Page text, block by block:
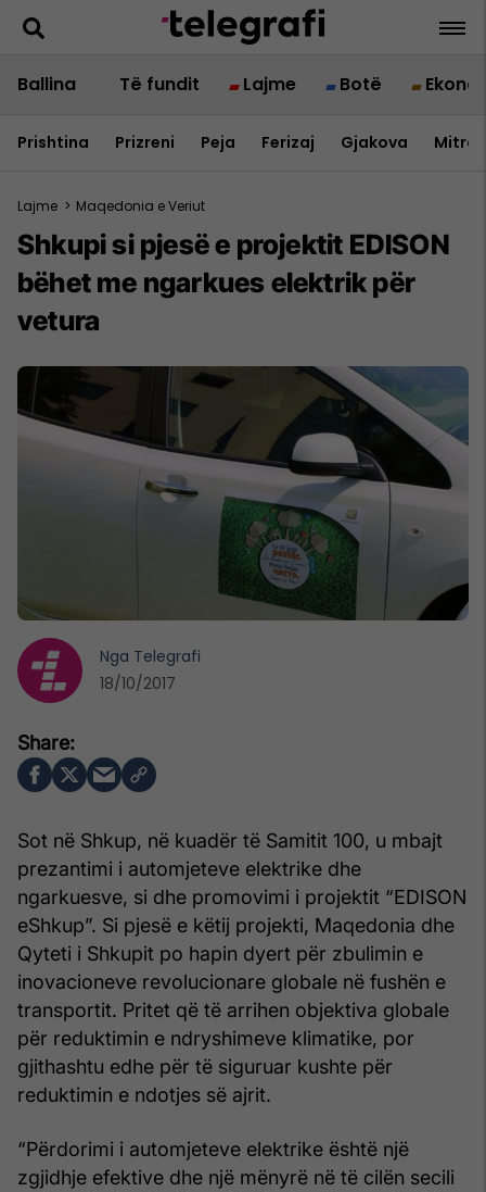
Ballina Të fundit Lajme Botë
Prishtina Prizreni Peja Ferizaj Gjakova
Lajme > Maqedonia e Veriut
Shkupi si pjesë e projektit EDISON
bëhet me ngarkues elektrik për
vetura
Sot në Shkup, në kuadër të Samitit 100, u mbajt
prezantimi i automjeteve elektrike dhe
ngarkuesve, si dhe promovimi i projektit “EDISON
eShkup”. Si pjesë e këtij projekti, Maqedonia dhe
Qyteti i Shkupit po hapin dyert për zbulimin e
inovacioneve revolucionare globale në fushën e
transportit. Pritet që të arrihen objektiva globale
për reduktimin e ndryshimeve klimatike, por
gjithashtu edhe për të siguruar kushte për
reduktimin e ndotjes së ajrit.
“Përdorimi i automjeteve elektrike është një
zgjidhje efektive dhe një mënyrë në të cilën secili
Nga Telegrafi
18/10/2017